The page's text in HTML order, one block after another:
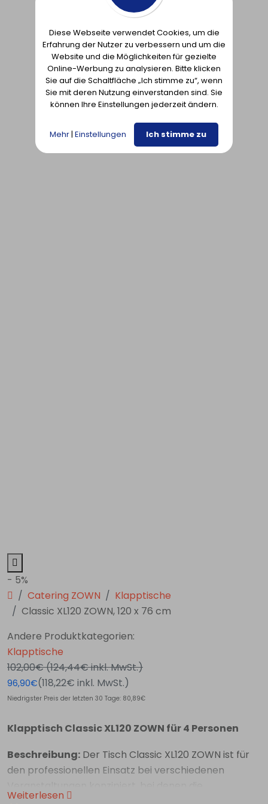
- 5%
Catering ZOWN
Klapptische
Classic XL120 ZOWN, 120 x 76 cm
Andere Produktkategorien:
Klapptische
102,00€(124,44€inkl. MwSt.)
96,90€(118,22€ inkl. MwSt.)
Niedrigster Preis der letzten 30 Tage: 80,89€
Klapptisch Classic XL120 ZOWN für 4 Personen
Beschreibung: Der Tisch Classic XL120 ZOWN ist für
den professionellen Einsatz bei verschiedenen
Weiterlesen
Diese Webseite verwendet Cookies, um die
Erfahrung der Nutzer zu verbessern und um die
Website und die Möglichkeiten für gezielte
Online-Werbung zu analysieren. Bitte klicken
Sie auf die Schaltfläche „Ich stimme zu“, wenn
Sie mit deren Nutzung einverstanden sind. Sie
können Ihre Einstellungen jederzeit ändern.
Mehr| Einstellungen Ich stimme zu